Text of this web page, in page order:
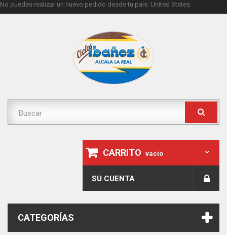
No puedes realizar un nuevo pedido desde tu país. United States
CARRITO vacío
SU CUENTA
CATEGORÍAS